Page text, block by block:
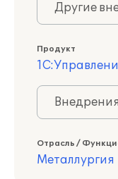
Другие
Продукт
Отрасль /
Металлургия